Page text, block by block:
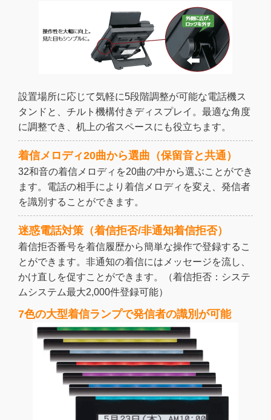
設置場所に応じて気軽に5段階調整が可能な電話機ス
タンドと、チルト機構付きディスプレイ。最適な角度
に調整でき、机上の省スペースにも役立ちます。
着信メロディ20曲から選曲（保留音と共通）
32和音の着信メロディを20曲の中から選ぶことができ
ます。電話の相手により着信メロディを変え、発信者
を識別することができます。
迷惑電話対策（着信拒否/非通知着信拒否）
着信拒否番号を着信履歴から簡単な操作で登録するこ
とができます。非通知の着信にはメッセージを流し、
かけ直しを促すことができます。（着信拒否：システ
ムシステム最大2,000件登録可能）
7色の大型着信ランプで発信者の識別が可能